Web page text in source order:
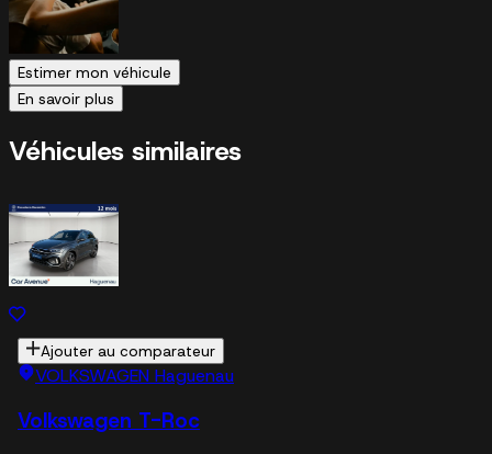
Estimer mon véhicule
En savoir plus
Véhicules similaires
Ajouter au comparateur
VOLKSWAGEN Haguenau
Volkswagen T-Roc